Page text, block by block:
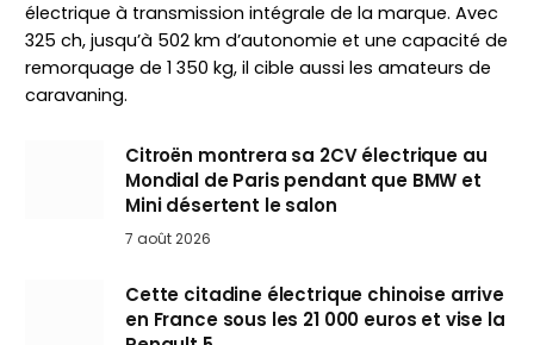
électrique à transmission intégrale de la marque. Avec
325 ch, jusqu’à 502 km d’autonomie et une capacité de
remorquage de 1 350 kg, il cible aussi les amateurs de
caravaning.
Citroën montrera sa 2CV électrique au
Mondial de Paris pendant que BMW et
Mini désertent le salon
7 août 2026
Cette citadine électrique chinoise arrive
en France sous les 21 000 euros et vise la